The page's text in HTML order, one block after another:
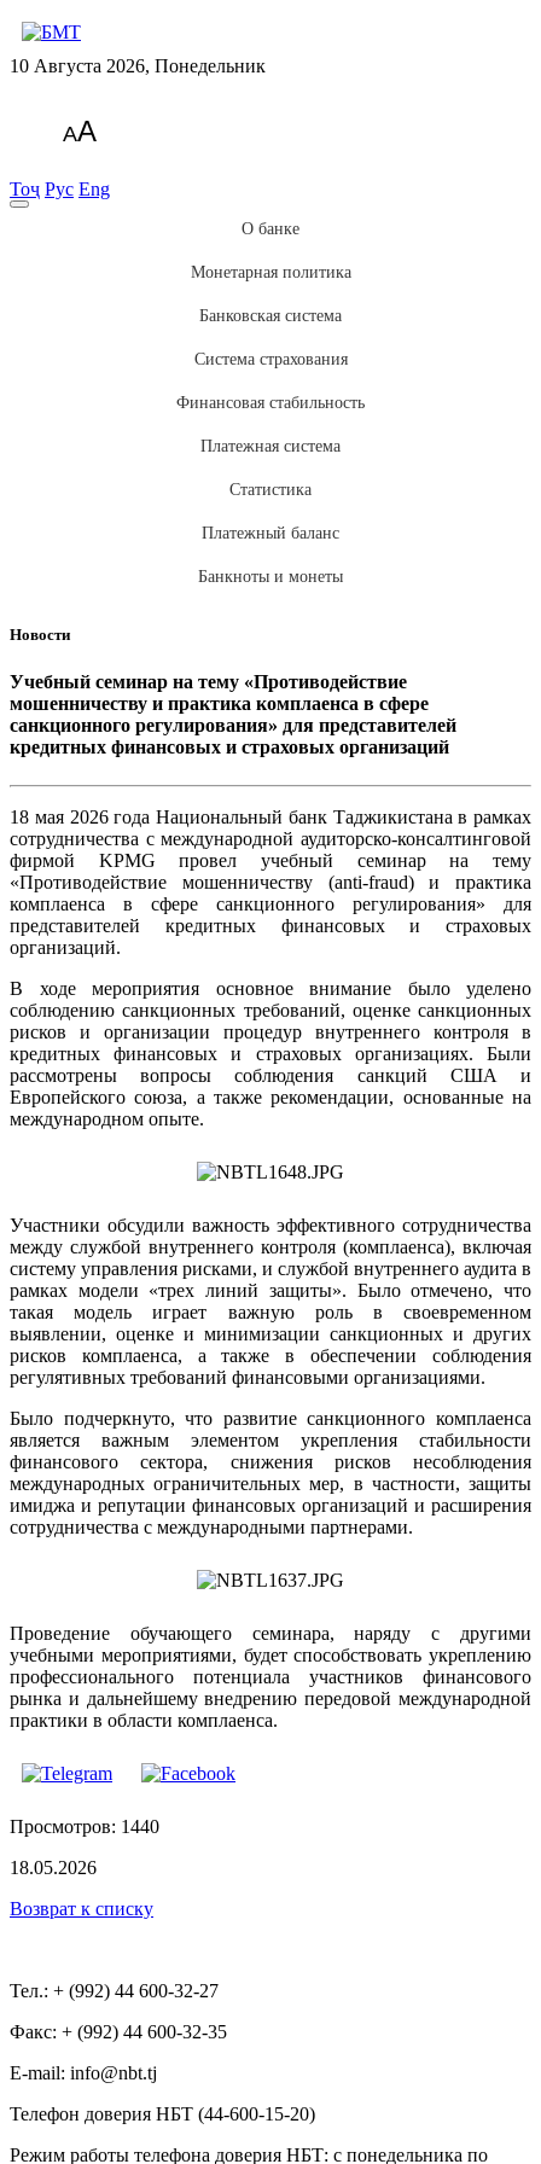
10 Августа 2026, Понедельник
AA
Тоҷ Рус Eng
О банке
Монетарная политика
Банковская система
Система страхования
Финансовая стабильность
Платежная система
Статистика
Платежный баланс
Банкноты и монеты
Новости
Учебный семинар на тему «Противодействие
мошенничеству и практика комплаенса в сфере
санкционного регулирования» для представителей
кредитных финансовых и страховых организаций
18 мая 2026 года Национальный банк Таджикистана в рамках
сотрудничества с международной аудиторско-консалтинговой
фирмой KPMG провел учебный семинар на тему
«Противодействие мошенничеству (anti-fraud) и практика
комплаенса в сфере санкционного регулирования» для
представителей кредитных финансовых и страховых
организаций.
В ходе мероприятия основное внимание было уделено
соблюдению санкционных требований, оценке санкционных
рисков и организации процедур внутреннего контроля в
кредитных финансовых и страховых организациях. Были
рассмотрены вопросы соблюдения санкций США и
Европейского союза, а также рекомендации, основанные на
международном опыте.
Участники обсудили важность эффективного сотрудничества
между службой внутреннего контроля (комплаенса), включая
систему управления рисками, и службой внутреннего аудита в
рамках модели «трех линий защиты». Было отмечено, что
такая модель играет важную роль в своевременном
выявлении, оценке и минимизации санкционных и других
рисков комплаенса, а также в обеспечении соблюдения
регулятивных требований финансовыми организациями.
Было подчеркнуто, что развитие санкционного комплаенса
является важным элементом укрепления стабильности
финансового сектора, снижения рисков несоблюдения
международных ограничительных мер, в частности, защиты
имиджа и репутации финансовых организаций и расширения
сотрудничества с международными партнерами.
Проведение обучающего семинара, наряду с другими
учебными мероприятиями, будет способствовать укреплению
профессионального потенциала участников финансового
рынка и дальнейшему внедрению передовой международной
практики в области комплаенса.
Просмотров: 1440
18.05.2026
Возврат к списку
Тел.: + (992) 44 600-32-27
Факс: + (992) 44 600-32-35
Е-mail: info@nbt.tj
Телефон доверия НБТ (44-600-15-20)
Режим работы телефона доверия НБТ: с понедельника по